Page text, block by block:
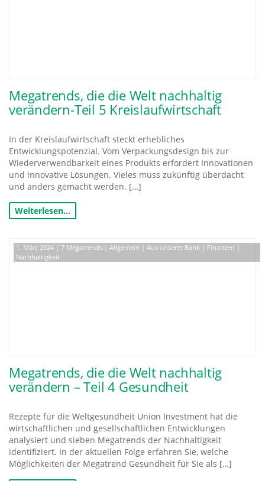
Megatrends, die die Welt nachhaltig
verändern-Teil 5 Kreislaufwirtschaft
In der Kreislaufwirtschaft steckt erhebliches
Entwicklungspotenzial. Vom Verpackungsdesign bis zur
Wiederverwendbarkeit eines Produkts erfordert Innovationen
und innovative Lösungen. Vieles muss zukünftig überdacht
und anders gemacht werden. […]
Weiterlesen…
1. März 2024 | 7 Megatrends | Allgemein | Aus unserer Bank | Finanzen |
Nachhaltigkeit
Megatrends, die die Welt nachhaltig
verändern – Teil 4 Gesundheit
Rezepte für die Weltgesundheit Union Investment hat die
wirtschaftlichen und gesellschaftlichen Entwicklungen
analysiert und sieben Megatrends der Nachhaltigkeit
identifiziert. In der aktuellen Folge erfahren Sie, welche
Möglichkeiten der Megatrend Gesundheit für Sie als […]